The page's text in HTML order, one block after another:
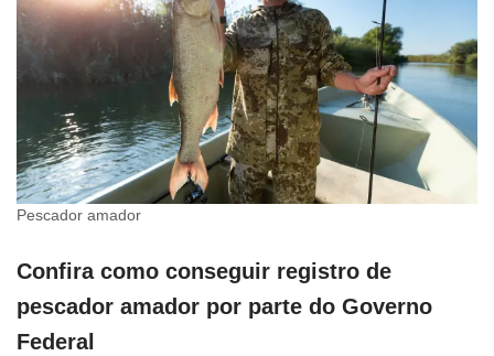
Pescador amador
Confira como conseguir registro de
pescador amador por parte do Governo
Federal